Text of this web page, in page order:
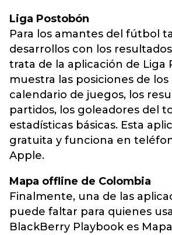
Liga Postobón
Para los amantes del fútbol
desarrollos con los
trata de la aplicación de Liga
muestra las posiciones de los
calendario de juegos, los
partidos, los goleadores del
estadísticas básicas. Esta
gratuita y funciona en
Apple.
Mapa offline de Colombia
Finalmente, una de las
puede faltar para quienes
BlackBerry Playbook es